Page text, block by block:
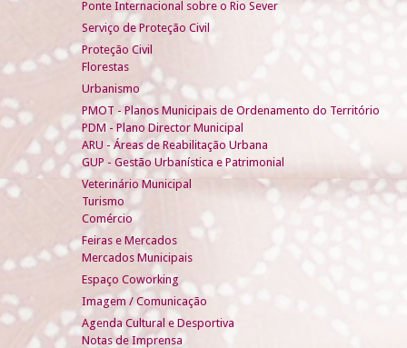
Ponte Internacional sobre o Rio Sever
Serviço de Proteção Civil
Proteção Civil
Florestas
Urbanismo
PMOT - Planos Municipais de Ordenamento do Território
PDM - Plano Director Municipal
ARU - Áreas de Reabilitação Urbana
GUP - Gestão Urbanística e Patrimonial
Veterinário Municipal
Turismo
Comércio
Feiras e Mercados
Mercados Municipais
Espaço Coworking
Imagem / Comunicação
Agenda Cultural e Desportiva
Notas de Imprensa